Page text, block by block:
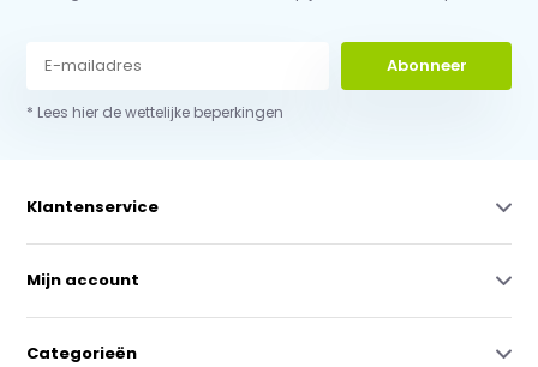
Abonneer
* Lees hier de wettelijke beperkingen
Klantenservice
Mijn account
Categorieën